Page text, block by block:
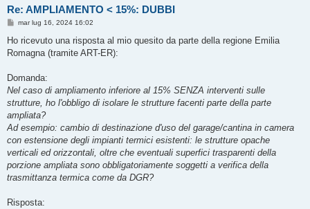
Re: AMPLIAMENTO < 15%: DUBBI
M
s
a
i
o
mar lug 16, 2024 16:02
Ho ricevuto una risposta al mio quesito da parte della regione Emilia
Romagna (tramite ART-ER):
Domanda:
Nel caso di ampliamento inferiore al 15% SENZA interventi sulle
strutture, ho l'obbligo di isolare le strutture facenti parte della parte
ampliata?
Ad esempio: cambio di destinazione d'uso del garage/cantina in camera
con estensione degli impianti termici esistenti: le strutture opache
verticali ed orizzontali, oltre che eventuali superfici trasparenti della
porzione ampliata sono obbligatoriamente soggetti a verifica della
trasmittanza termica come da DGR?
Risposta: